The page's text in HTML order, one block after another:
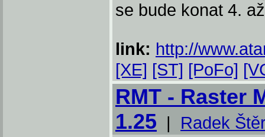
se bude konat 4.
link: http://
[XE] [ST] [PoFo]
RMT - Raster
1.25 | Radek